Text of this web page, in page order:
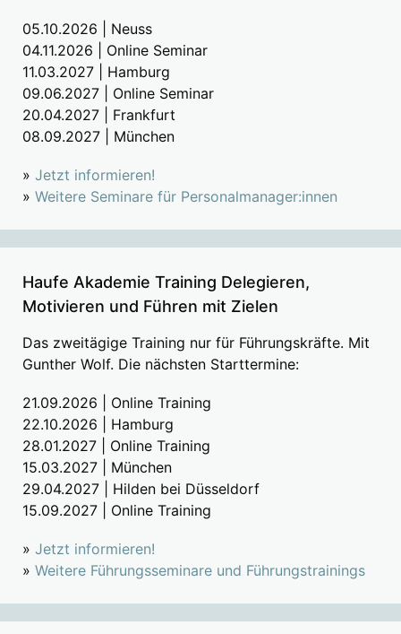
05.10.2026 | Neuss
04.11.2026 | Online Seminar
11.03.2027 | Hamburg
09.06.2027 | Online Seminar
20.04.2027 | Frankfurt
08.09.2027 | München
» Jetzt informieren!
» Weitere Seminare für Personalmanager:innen
Haufe Akademie Training Delegieren,
Motivieren und Führen mit Zielen
Das zweitägige Training nur für Führungskräfte. Mit
Gunther Wolf. Die nächsten Starttermine:
21.09.2026 | Online Training
22.10.2026 | Hamburg
28.01.2027 | Online Training
15.03.2027 | München
29.04.2027 | Hilden bei Düsseldorf
15.09.2027 | Online Training
» Jetzt informieren!
» Weitere Führungsseminare und Führungstrainings